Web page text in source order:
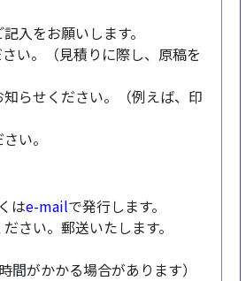
入をお願いします。
い。（見積りに際し、原稿を
らせください。（例えば、印
い。
はe-mailで発行します。
さい。郵送いたします。
がかかる場合があります）